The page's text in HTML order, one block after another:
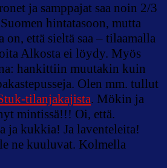
ja samppajat saa noin 2/3
hintatasoon, mutta
on, että sieltä saa – tilaamalla
Alkosta ei löydy. Myös
hankittiin muutakin kuin
Olen mm. tullut
tilanjakajista. Mökin ja
mintissä!!! Oi, että.
ja kukkia! Ja laventeleita!
ne kuuluvat. Kolmella